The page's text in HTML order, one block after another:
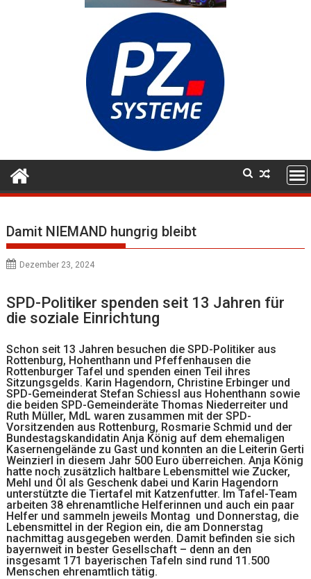
Damit NIEMAND hungrig bleibt
Dezember 23, 2024
SPD-Politiker spenden seit 13 Jahren für
die soziale Einrichtung
Schon seit 13 Jahren besuchen die SPD-Politiker aus
Rottenburg, Hohenthann und Pfeffenhausen die
Rottenburger Tafel und spenden einen Teil ihres
Sitzungsgelds. Karin Hagendorn, Christine Erbinger und
SPD-Gemeinderat Stefan Schiessl aus Hohenthann sowie
die beiden SPD-Gemeinderäte Thomas Niederreiter und
Ruth Müller, MdL waren zusammen mit der SPD-
Vorsitzenden aus Rottenburg, Rosmarie Schmid und der
Bundestagskandidatin Anja König auf dem ehemaligen
Kasernengelände zu Gast und konnten an die Leiterin Gerti
Weinzierl in diesem Jahr 500 Euro überreichen. Anja König
hatte noch zusätzlich haltbare Lebensmittel wie Zucker,
Mehl und Öl als Geschenk dabei und Karin Hagendorn
unterstützte die Tiertafel mit Katzenfutter. Im Tafel-Team
arbeiten 38 ehrenamtliche Helferinnen und auch ein paar
Helfer und sammeln jeweils Montag und Donnerstag, die
Lebensmittel in der Region ein, die am Donnerstag
nachmittag ausgegeben werden. Damit befinden sie sich
bayernweit in bester Gesellschaft – denn an den
insgesamt 171 bayerischen Tafeln sind rund 11.500
Menschen ehrenamtlich tätig.